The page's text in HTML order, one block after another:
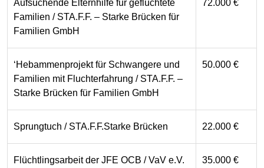
Aufsuchende Elternhilfe für geflüchtete
Familien / STA.F.F. – Starke Brücken für
Familien GmbH
72.000 €
‘Hebammenprojekt für Schwangere und
Familien mit Fluchterfahrung / STA.F.F. –
Starke Brücken für Familien GmbH
50.000 €
Sprungtuch / STA.F.F.Starke Brücken 22.000 €
Flüchtlingsarbeit der JFE OCB / VaV e.V. 35.000 €